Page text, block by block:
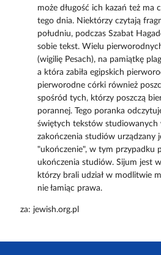
może długość ich kazań też ma
tego dnia. Niektórzy czytają
południu, podczas Szabat
sobie tekst. Wielu
(wigilię Pesach), na pamiątkę
a która zabiła egipskich
pierworodne córki również
spośród tych, którzy poszczą
porannej. Tego poranka
świętych tekstów studiowanych
zakończenia studiów urządzany
"ukończenie", w tym przypadku
ukończenia studiów. Sijum jest
którzy brali udział w modlitwie
nie łamiąc prawa.
za: jewish.org.pl